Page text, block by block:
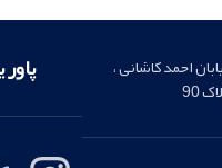
احمد کاشانی ،
90